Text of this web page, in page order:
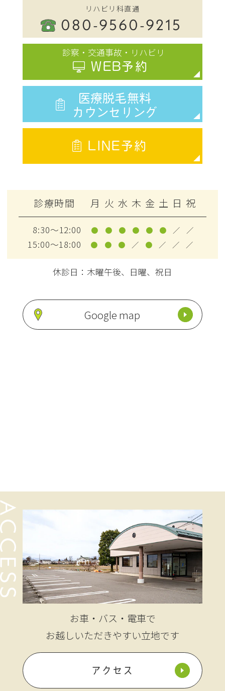
リハビリ科直通
080-9560-9215
診察・交通事故・リハビリ
WEB予約
医療脱毛無料
カウンセリング
LINE予約
診療時間 月 火 水 木 金 土 日 祝
8:30～12:00 ● ● ● ● ● ● ／ ／
15:00～18:00 ● ● ● ／ ● ／ ／ ／
休診日：木曜午後、日曜、祝日
Google map
お車・バス・電車で
お越しいただきやすい立地です
アクセス